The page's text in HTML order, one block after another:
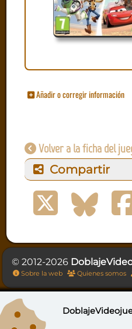
Añadir o corregir información
Volver a la ficha del
Compartir
© 2012-2026
Sobre la web Quienes somos